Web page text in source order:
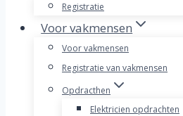
Registratie
Voor vakmensen
Voor vakmensen
Registratie van vakmensen
Opdracthen
Elektricien opdrachten